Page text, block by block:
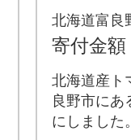
ジュー
北海道富良
寄付金額
北海道産ト
良野市にあ
にしました